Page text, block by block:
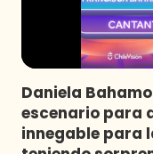
Daniela
escenario para
innegable para
Club De La
Contigo en
Plan Perfecto
El Tiempo
Sabingo
Todos Los